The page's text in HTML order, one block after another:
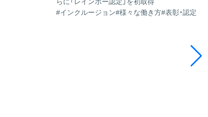
#インクルージョン#様々な働き方#表彰・認定